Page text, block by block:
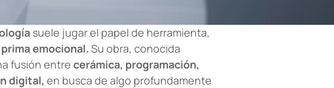
suele jugar el papel de herramienta,
emocional. Su obra, conocida
fusión entre cerámica, programación,
digital, en busca de algo profundamente